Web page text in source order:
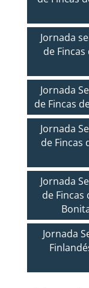
Jornada
de
Jornada
de Fincas
Jornada
de Fincas
Jornada
de Fincas
Jornada